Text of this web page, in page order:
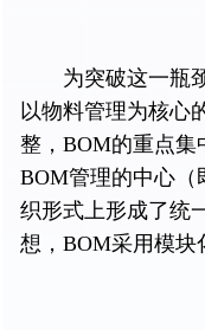
为突破这一瓶颈
以物料管理为核心
整，BOM的重点集
BOM管理的中心（
织形式上形成了统
想，BOM采用模块